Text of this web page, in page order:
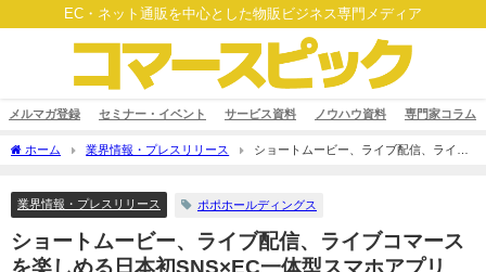
EC・ネット通販を中心とした物販ビジネス専門メディア
メルマガ登録 セミナー・イベント サービス資料 ノウハウ資料 専門家コラム
ホーム 業界情報・プレスリリース
ショートムービー、ライブ配信、ライブ
業界情報・プレスリリース
ポポホールディングス
ショートムービー、ライブ配信、ライブコマース
を楽しめる日本初SNS×EC一体型スマホアプリ